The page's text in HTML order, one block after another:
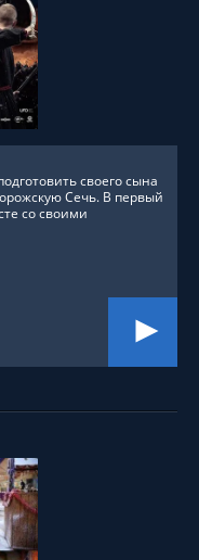
своего сына
Сечь. В первый
со своими